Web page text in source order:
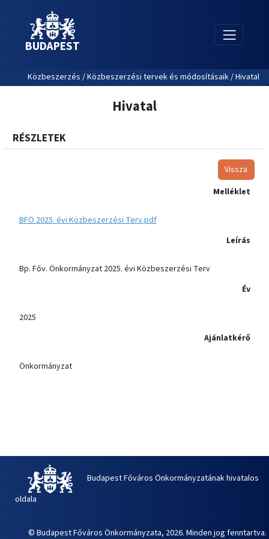
BUDAPEST
Közbeszerzés / Közbeszerzési tervek és módosításaik / Hivatal
Hivatal
RÉSZLETEK
Vissza
Melléklet
BFÖ 2025. évi Közbeszerzési Terv.pdf
Leírás
Bp. Főv. Önkormányzat 2025. évi Közbeszerzési Terv
Év
2025
Ajánlatkérő
Önkormányzat
Budapest Főváros Önkormányzatának hivatalos
oldala
© Budapest Főváros Önkormányzata, 2026. Minden jog fenntartva.